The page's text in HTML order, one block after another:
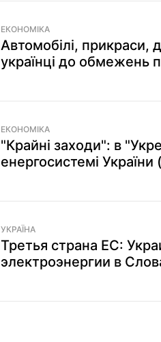
ЕКОНОМІКА
Автомобілі, прикраси,
українці до обмежень
ЕКОНОМІКА
"Крайні заходи": в
енергосистемі України
УКРАЇНА
Третья страна ЕС:
электроэнергии в